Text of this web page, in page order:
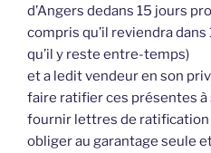
d’Angers dedans 15 jours
compris qu’il reviendra
qu’il y reste entre-temps)
et a ledit vendeur en son
faire ratifier ces présentes
fournir lettres de ratification
obliger au garantage seule